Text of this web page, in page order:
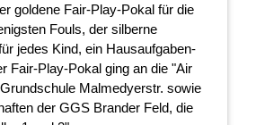
goldene Fair-Play-Pokal für die
Fouls, der silberne
jedes Kind, ein Hausaufgaben-
Fair-Play-Pokal ging an die "Air
Malmedyerstr. sowie
der GGS Brander Feld, die